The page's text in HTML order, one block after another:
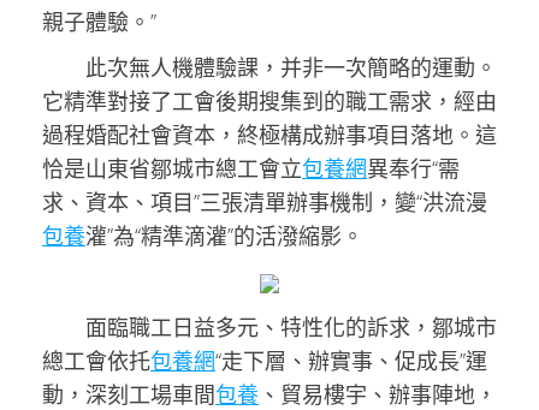
親子體驗。”
此次無人機體驗課，并非一次簡略的運動。
它精準對接了工會後期搜集到的職工需求，經由
過程婚配社會資本，終極構成辦事項目落地。這
恰是山東省鄒城市總工會立包養網異奉行“需
求、資本、項目”三張清單辦事機制，變“洪流漫
包養灌”為“精準滴灌”的活潑縮影。
面臨職工日益多元、特性化的訴求，鄒城市
總工會依托包養網“走下層、辦實事、促成長”運
動，深刻工場車間包養 、貿易樓宇、辦事陣地，